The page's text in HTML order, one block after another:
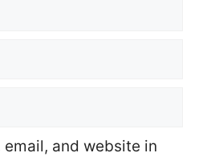
email, and website in